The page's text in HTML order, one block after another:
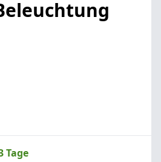
Tage